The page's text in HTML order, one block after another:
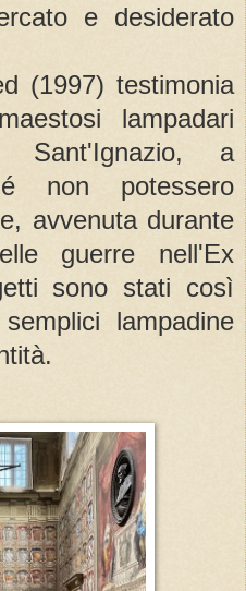
e desiderato
(1997) testimonia
lampadari
a
non potessero
avvenuta durante
guerre nell'Ex
sono stati così
lampadine